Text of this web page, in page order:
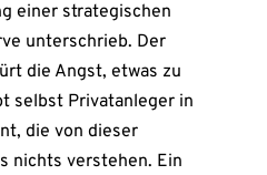
einer strategischen
unterschrieb. Der
die Angst, etwas zu
selbst Privatanleger in
die von dieser
nichts verstehen. Ein